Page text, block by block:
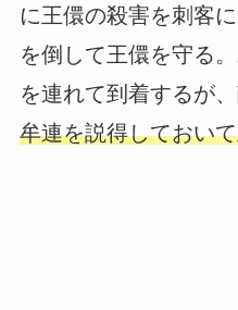
に王儇の殺害を刺客
を倒して王儇を守る
を連れて到着するが
牟連を説得しておい